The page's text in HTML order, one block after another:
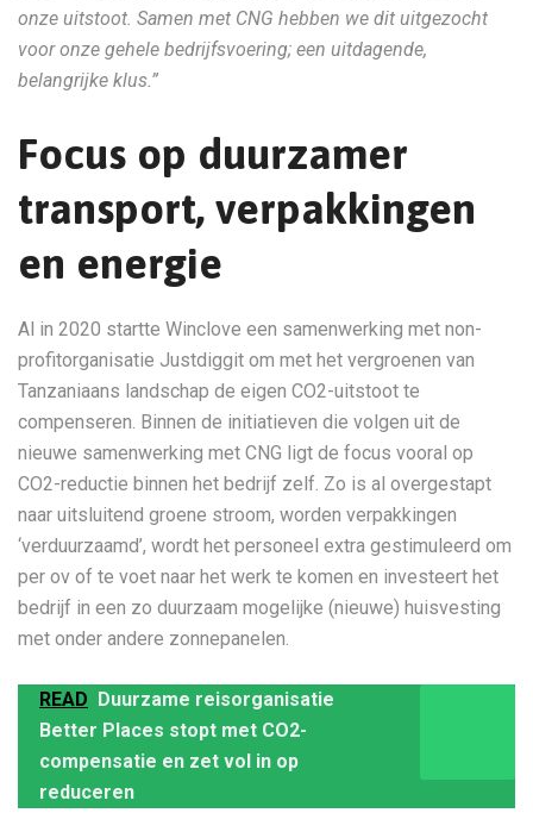
onze uitstoot. Samen met CNG hebben we dit uitgezocht
voor onze gehele bedrijfsvoering; een uitdagende,
belangrijke klus.”
Focus op duurzamer
transport, verpakkingen
en energie
Al in 2020 startte Winclove een samenwerking met non-
profitorganisatie Justdiggit om met het vergroenen van
Tanzaniaans landschap de eigen CO2-uitstoot te
compenseren. Binnen de initiatieven die volgen uit de
nieuwe samenwerking met CNG ligt de focus vooral op
CO2-reductie binnen het bedrijf zelf. Zo is al overgestapt
naar uitsluitend groene stroom, worden verpakkingen
‘verduurzaamd’, wordt het personeel extra gestimuleerd om
per ov of te voet naar het werk te komen en investeert het
bedrijf in een zo duurzaam mogelijke (nieuwe) huisvesting
met onder andere zonnepanelen.
READ Duurzame reisorganisatie
Better Places stopt met CO2-
compensatie en zet vol in op
reduceren